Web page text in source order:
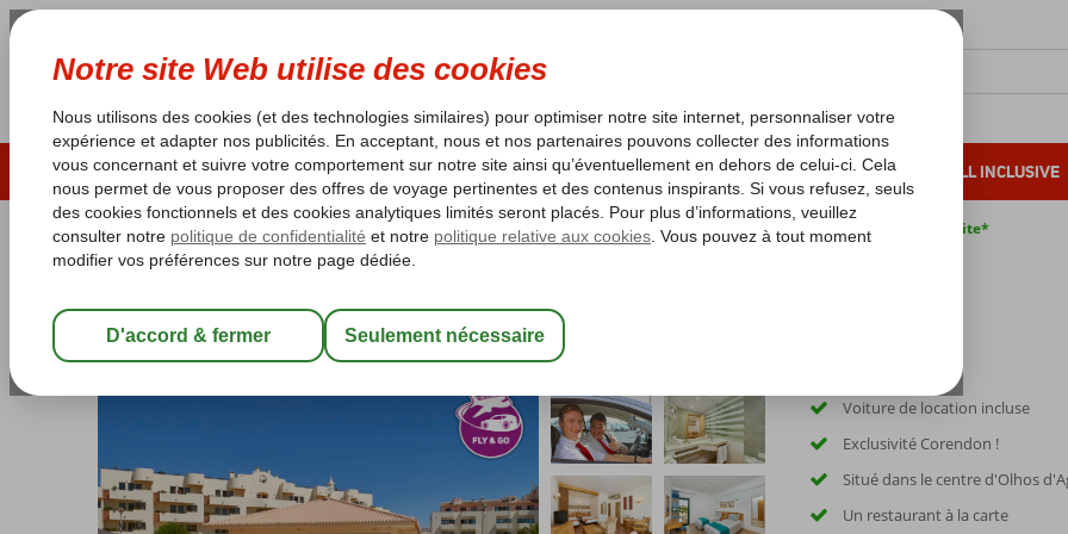
ÉTÉ 2026 LAST MINUTES SOLEIL D'HIVER VACANCES AU SOLEIL ALL INCLUSIVE
Les garanties de vacances Garantie du prix le plus bas* Pas de surcharge carburant Annulation gratuite*
Fly & Go Oceanus Aparthotel
Voiture de location incluse
Exclusivité Corendon !
Situé dans le centre d'Olhos
Un restaurant à la carte